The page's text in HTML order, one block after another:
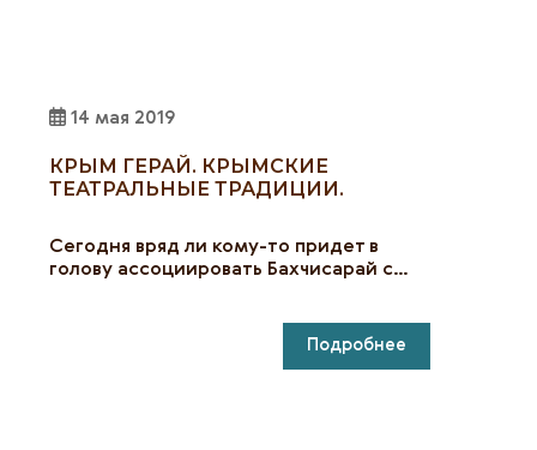
14 мая 2019
КРЫМ ГЕРАЙ. КРЫМСКИЕ
ТЕАТРАЛЬНЫЕ ТРАДИЦИИ.
Сегодня вряд ли кому-то придет в
голову ассоциировать Бахчисарай с…
Подробнее